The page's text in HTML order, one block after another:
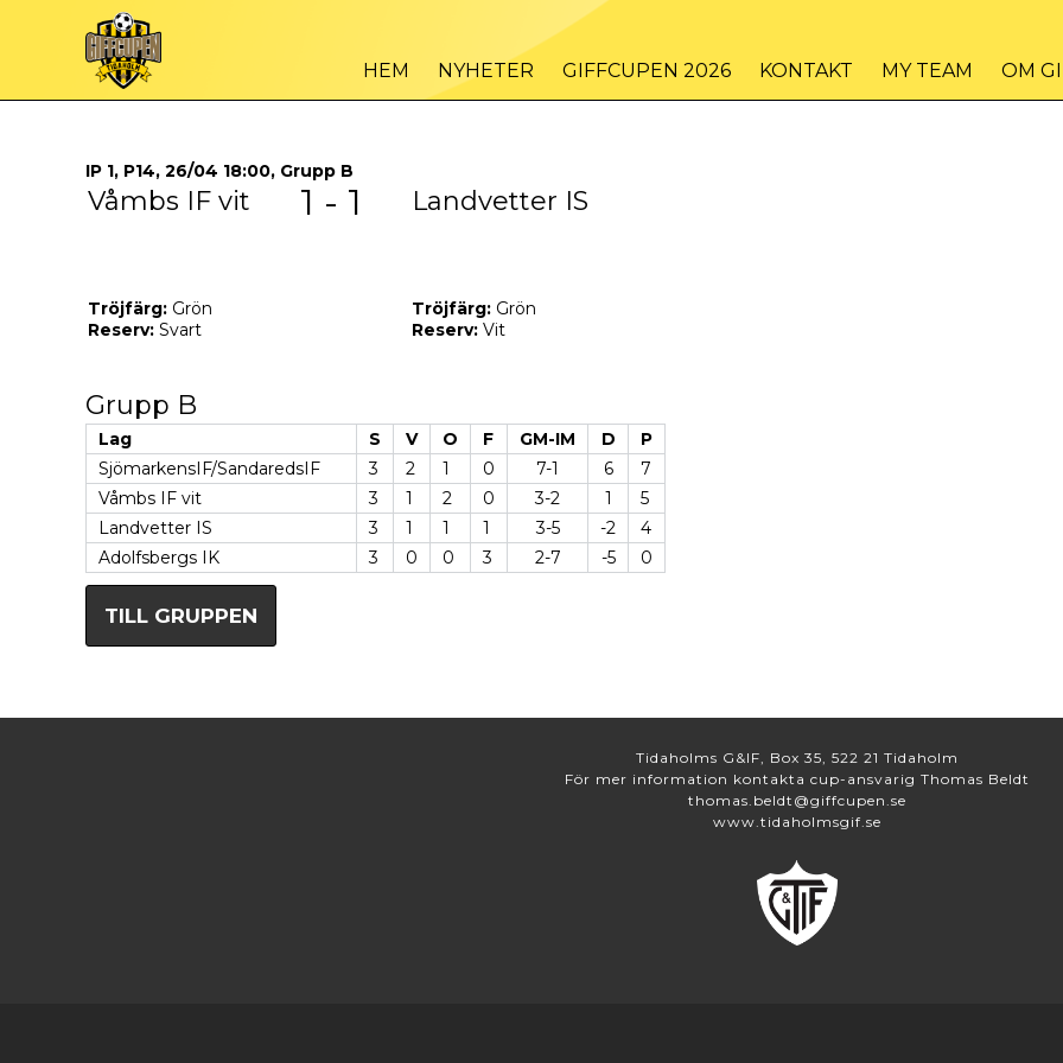
HEM NYHETER GIFFCUPEN 2026 KONTAKT MY TEAM OM
IP 1, P14, 26/04 18:00, Grupp B
Våmbs IF vit 1 - 1 Landvetter IS
Tröjfärg: Grön
Reserv: Svart
Tröjfärg: Grön
Reserv: Vit
Grupp B
Lag S V O F GM-IM D
P
SjömarkensIF/SandaredsIF
3 2 1 0 7-1 6
7
Våmbs IF vit
3 1 2 0 3-2 1
5
Landvetter IS
3 1 1 1 3-5 -2
4
Adolfsbergs IK
3 0 0 3 2-7 -5 0
TILL GRUPPEN
Tidaholms G&IF, Box 35, 522 21 Tidaholm
För mer information kontakta cup-ansvarig Thomas Beldt
thomas.beldt@giffcupen.se
www.tidaholmsgif.se